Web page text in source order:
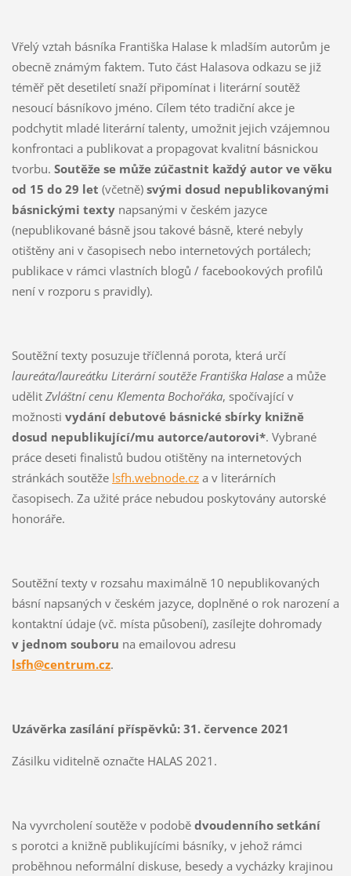
Vřelý vztah básníka Františka Halase k mladším autorům je
obecně známým faktem. Tuto část Halasova odkazu se již
téměř pět desetiletí snaží připomínat i literární soutěž
nesoucí básníkovo jméno. Cílem této tradiční akce je
podchytit mladé literární talenty, umožnit jejich vzájemnou
konfrontaci a publikovat a propagovat kvalitní básnickou
tvorbu. Soutěže se může zúčastnit každý autor ve věku
od 15 do 29 let (včetně) svými dosud nepublikovanými
básnickými textynapsanými v českém jazyce
(nepublikované básně jsou takové básně, které nebyly
otištěny ani v časopisech nebo internetových portálech;
publikace v rámci vlastních blogů / facebookových profilů
není v rozporu s pravidly).
Soutěžní texty posuzuje tříčlenná porota, která určí
laureáta/laureátku Literární soutěže Františka Halasea může
udělit Zvláštní cenu Klementa Bochořáka, spočívající v
možnosti vydání debutové básnické sbírky knižně
dosud nepublikující/mu autorce/autorovi*. Vybrané
práce deseti finalistů budou otištěny na internetových
stránkách soutěže lsfh.webnode.cza v literárních
časopisech. Za užité práce nebudou poskytovány autorské
honoráře.
Soutěžní texty v rozsahu maximálně 10 nepublikovaných
básní napsaných v českém jazyce, doplněné o rok narození a
kontaktní údaje (vč. místa působení), zasílejte dohromady
v jednom souboru na emailovou adresu
lsfh@centrum.cz.
Uzávěrka zasílání příspěvků: 31. července 2021
Zásilku viditelně označte HALAS 2021.
Na vyvrcholení soutěže v podobě dvoudenního setkání
s porotci a knižně publikujícími básníky, v jehož rámci
proběhnou neformální diskuse, besedy a vycházky krajinou